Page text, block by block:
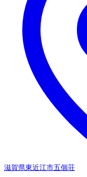
滋賀県東近江市五個荘